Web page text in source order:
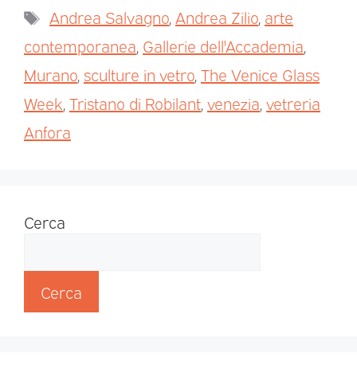
Andrea Salvagno Andrea Zilio arte
contemporanea Gallerie dell'Accademia
Murano sculture in vetro The Venice Glass
Week Tristano di Robilant venezia vetreria
Anfora
Cerca
Cerca